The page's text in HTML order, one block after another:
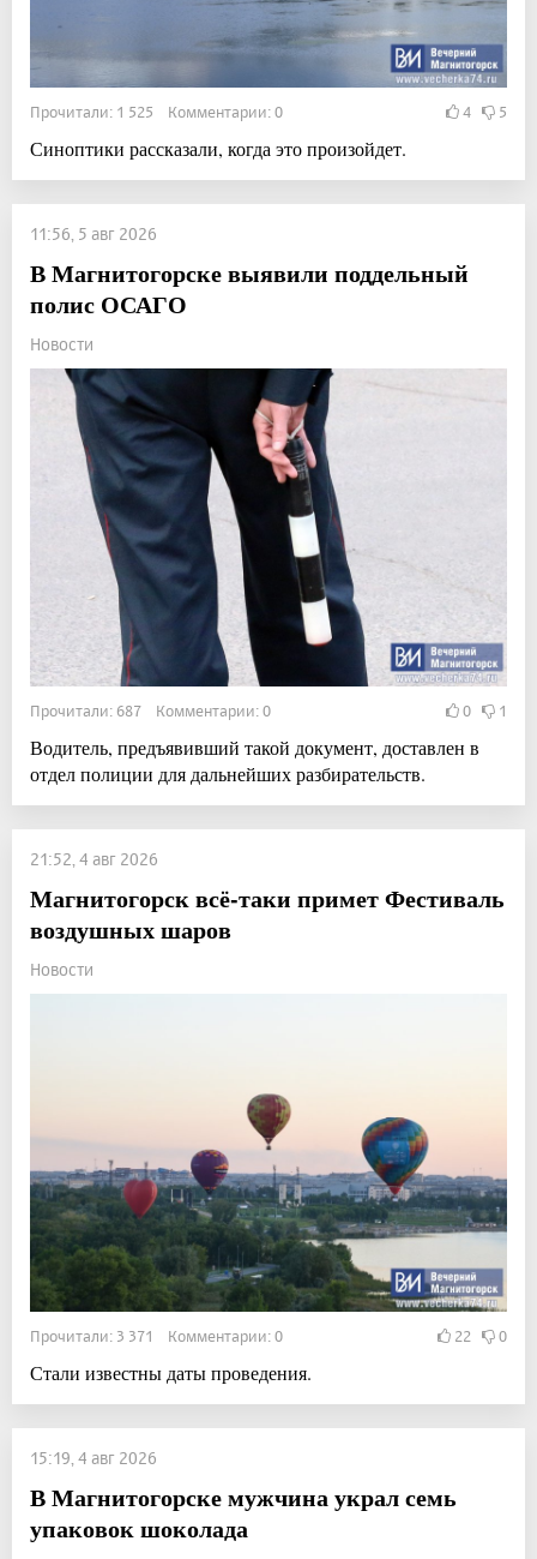
Прочитали: 1 525 Комментарии: 0 4 5
Синоптики рассказали, когда это произойдет.
11:56, 5 авг 2026
В Магнитогорске выявили поддельный
полис ОСАГО
Новости
Прочитали: 687 Комментарии: 0 0 1
Водитель, предъявивший такой документ, доставлен в
отдел полиции для дальнейших разбирательств.
21:52, 4 авг 2026
Магнитогорск всё-таки примет Фестиваль
воздушных шаров
Новости
Прочитали: 3 371 Комментарии: 0 22 0
Стали известны даты проведения.
15:19, 4 авг 2026
В Магнитогорске мужчина украл семь
упаковок шоколада